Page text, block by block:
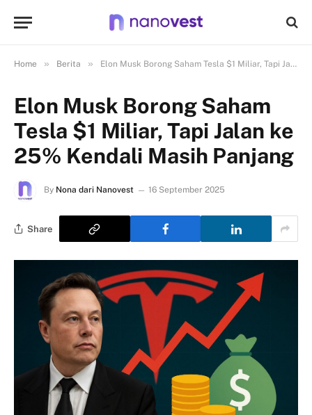
Home » Berita » Elon Musk Borong Saham Tesla $1 Miliar, Tapi Jalan ke 25% Kendali Masih Panjang
Elon Musk Borong Saham
Tesla $1 Miliar, Tapi Jalan ke
25% Kendali Masih Panjang
By Nona dari Nanovest 16 September 2025
Share